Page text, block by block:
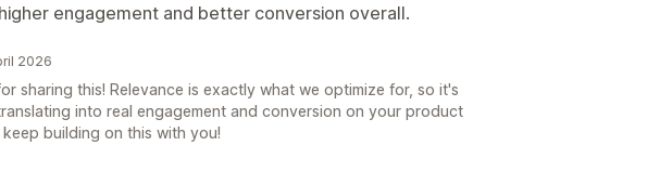
engagement and better conversion overall.
2026
sharing this! Relevance is exactly what we optimize for, so it's
into real engagement and conversion on your product
building on this with you!